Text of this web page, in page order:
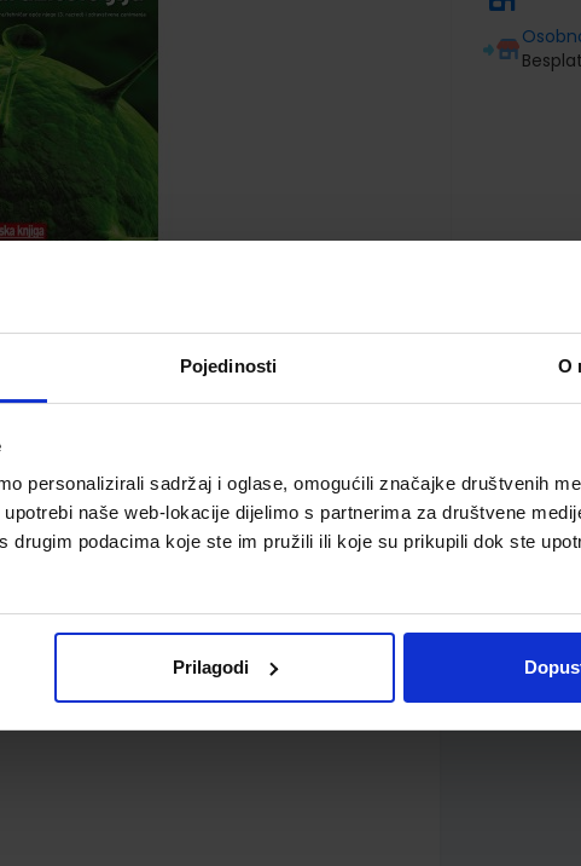
Pojedinosti O
personalizirali sadržaj i oglase, omogućili značajke društvenih
naše web-lokacije dijelimo s partnerima za društvene
drugim podacima koje ste im pružili ili koje su prikupili dok ste
Prilagodi
udžbenik za zanimanje medicinska
razred) i zdravstvena zanimanja